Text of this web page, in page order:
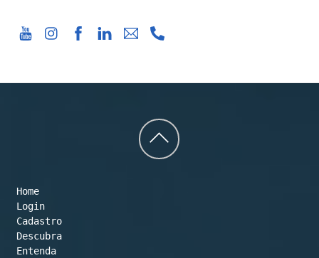
Back
Home
Login
Cadastro
Descubra
Entenda